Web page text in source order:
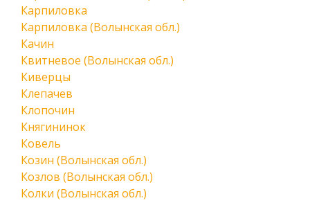
Карпиловка
Карпиловка (Волынская обл.)
Качин
Квитневое (Волынская обл.)
Киверцы
Клепачев
Клопочин
Княгининок
Ковель
Козин (Волынская обл.)
Козлов (Волынская обл.)
Колки (Волынская обл.)